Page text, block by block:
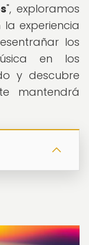
", exploramos
experiencia
los
en los
y descubre
mantendrá